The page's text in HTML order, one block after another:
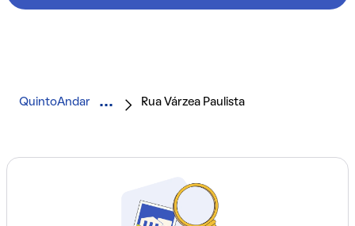
QuintoAndar Rua Várzea Paulista